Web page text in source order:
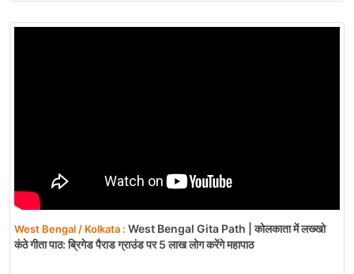
West Bengal / Kolkata : West Bengal Gita Path | कोलकाता में लख्खो
कंठे गीता पाठ: ब्रिगेड पैराड ग्राउंड पर 5 लाख लोग करेंगे महापाठ